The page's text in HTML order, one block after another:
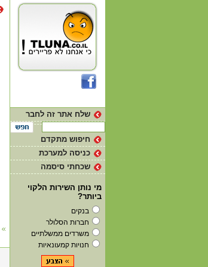
שלח אתר זה לחבר
חיפוש מתקדם
כניסה למערכת
שכחתי סיסמה
מי נותן השירות הלקוי
ביותר?
בנקים
חברות הסלולר
משרדים ממשלתיים
חנויות קמעונאיות